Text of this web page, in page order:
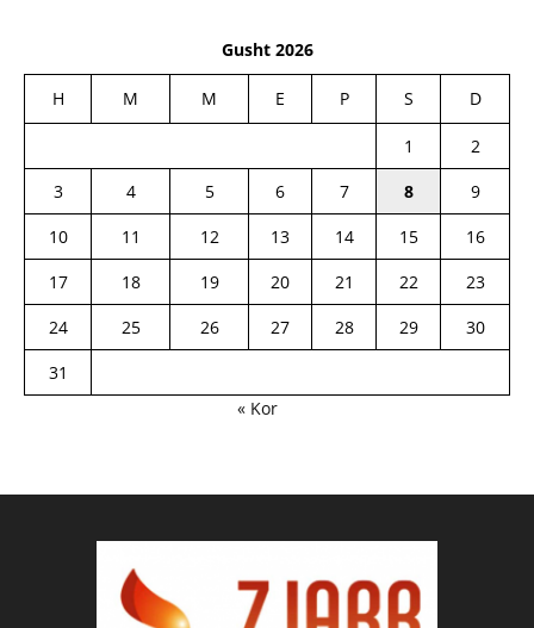
Gusht 2026
H M M E P S D
1
2
3
4 5 6 7 8
9
10
11 12 13 14 15
16
17
18 19 20 21 22
23
24
25 26 27 28 29
30
31
« Kor